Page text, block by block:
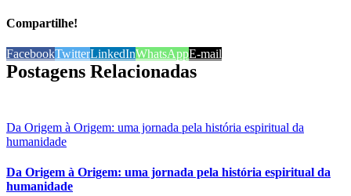
Compartilhe!
FacebookTwitterLinkedInWhatsAppE-mail
Postagens Relacionadas
Da Origem à Origem: uma jornada pela história espiritual da
humanidade
Da Origem à Origem: uma jornada pela história espiritual da
humanidade